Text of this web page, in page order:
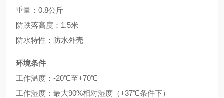
重量：0.8公斤
防跌落高度：1.5米
防水特性：防水外壳
环境条件
工作温度：-20℃至+70℃
工作湿度：最大90%相对湿度（+37℃条件下）